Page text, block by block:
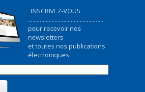
INSCRIVEZ-VOUS
...................................................
pour recevoir nos
newsletters
et toutes nos publications
électroniques